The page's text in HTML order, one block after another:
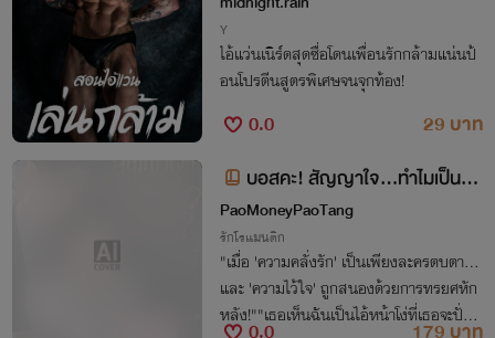
Y
ไอ้แว่นเนิร์ดสุดซื่อโดนเพื่อนรักกล้ามแน่นป้
อนโปรตีนสูตรพิเศษจนจุกท้อง!
0.0
29 บาท
บอสคะ! สัญญาใจ...ทำไมเป็นสั
ญญาทาส?
PaoMoneyPaoTang
รักโรแมนติก
"เมื่อ 'ความคลั่งรัก' เป็นเพียงละครตบตา...
และ 'ความไว้ใจ' ถูกสนองด้วยการทรยศหัก
หลัง!""เธอเห็นฉันเป็นไอ้หน้าโง่ที่เธอจะปั่นหั